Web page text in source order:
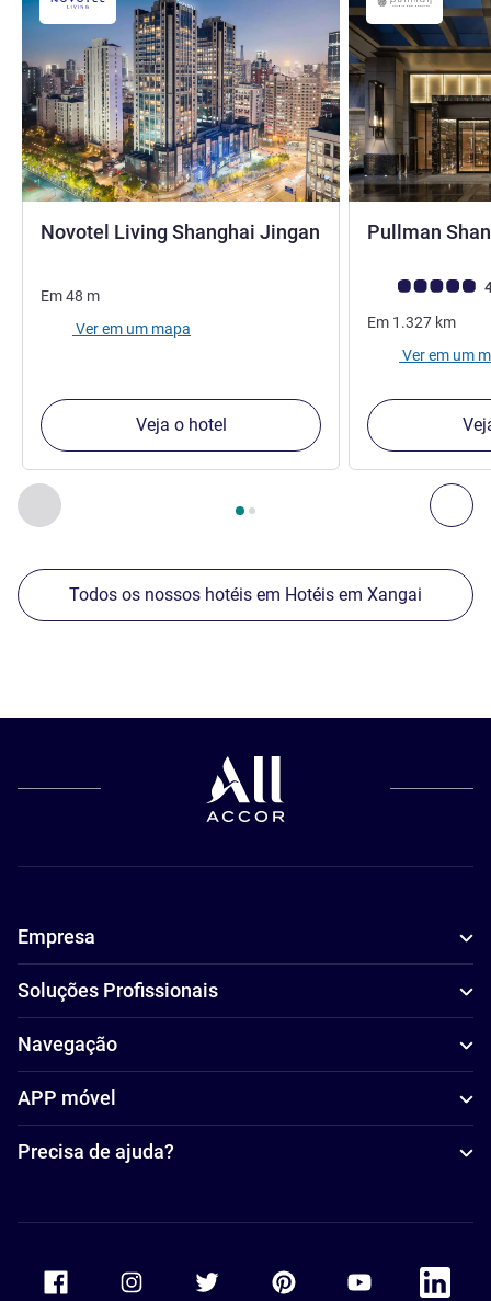
Anterior - Os nossos outros estabelecimentos nas
Página , Os nossos outros estabelecimentos nas
Novotel Living Shanghai Jingan
Em48 m
Ver em um mapa
Veja o hotel
Pullman
Nota clientes
Em 1.327 km
Ver em um
Todos os nossos hotéis em Hotéis em Xangai
Empresa
Soluções Profissionais
Navegação
APP móvel
Precisa de ajuda?
Accor Youtube
Accor